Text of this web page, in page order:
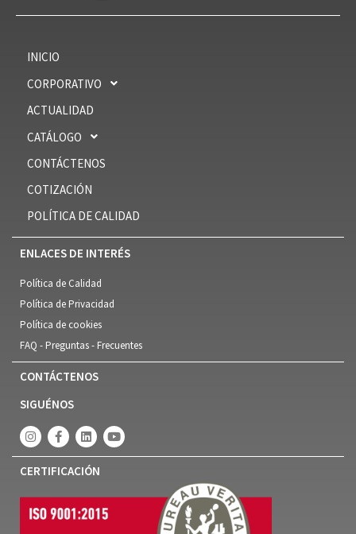
INICIO
CORPORATIVO
ACTUALIDAD
CATÁLOGO
CONTÁCTENOS
COTIZACIÓN
POLÍTICA DE CALIDAD
ENLACES DE INTERÉS
Política de Calidad
Política de Privacidad
Política de cookies
FAQ - Preguntas - Frecuentes
CONTÁCTENOS
SIGUÉNOS
CERTIFICACIÓN